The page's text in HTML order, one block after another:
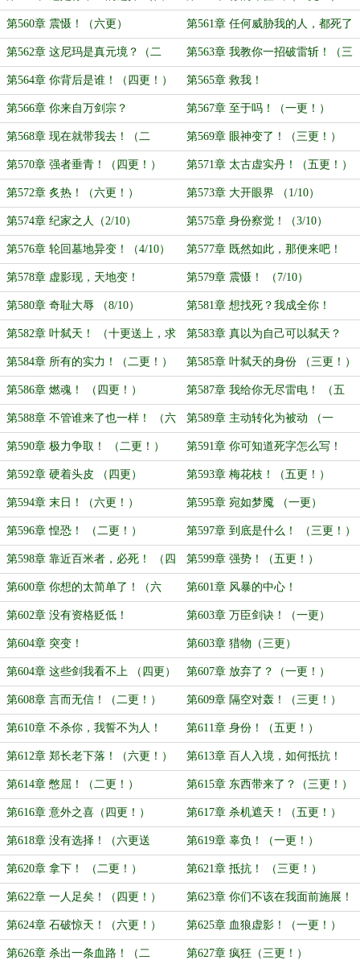
更！）
第560章 震慑！（六更） 第561章 任何威胁我的人，都死了
（一更！）
第562章 这尼玛是真元境？（二
更！）
第563章 我教你一招破雷斩！（三
更！）
第564章 你背后是谁！（四更！） 第565章 救我！
第566章 你来自万剑宗？ 第567章 至于吗！（一更！）
第568章 现在就带我去！（二
更！）
第569章 眼神变了！（三更！）
第570章 强者垂青！（四更！） 第571章 太古虚实丹！（五更！）
第572章 炙热！（六更！） 第573章 大开眼界 （1/10）
第574章 纪家之人（2/10） 第575章 身份察觉！（3/10）
第576章 轮回墓地异变！（4/10） 第577章 既然如此，那便来吧！
（5/10）
第578章 虚影现，天地变！
（6/10）
第579章 震慑！ （7/10）
第580章 奇耻大辱 （8/10） 第581章 想找死？我成全你！
（9/10）
第582章 叶弑天！ （十更送上，求
推荐票！）
第583章 真以为自己可以弑天？
（一更）
第584章 所有的实力！（二更！） 第585章 叶弑天的身份 （三更！）
第586章 燃魂！ （四更！） 第587章 我给你无尽雷电！ （五
更！）
第588章 不管谁来了也一样！ （六
更！）
第589章 主动转化为被动 （一
更！）
第590章 极力争取！ （二更！） 第591章 你可知道死字怎么写！
（三更！）
第592章 硬着头皮 （四更） 第593章 梅花枝！（五更！）
第594章 末日！（六更！） 第595章 宛如梦魇 （一更）
第596章 惶恐！ （二更！） 第597章 到底是什么！ （三更！）
第598章 靠近百米者，必死！ （四
更！）
第599章 强势！（五更！）
第600章 你想的太简单了！（六
更！）
第601章 风暴的中心！
第602章 没有资格贬低！ 第603章 万臣剑诀！（一更）
第604章 突变！ 第603章 猎物（三更）
第604章 这些剑我看不上 （四更） 第607章 放弃了？（一更！）
第608章 言而无信！（二更！） 第609章 隔空对轰！（三更！）
第610章 不杀你，我誓不为人！
（四更！）
第611章 身份！（五更！）
第612章 郑长老下落！（六更！） 第613章 百人入境，如何抵抗！
（一更！）
第614章 憋屈！（二更！） 第615章 东西带来了？（三更！）
第616章 意外之喜（四更！） 第617章 杀机遮天！（五更！）
第618章 没有选择！（六更送
上！）
第619章 辜负！（一更！）
第620章 拿下！ （二更！） 第621章 抵抗！ （三更！）
第622章 一人足矣！（四更！） 第623章 你们不该在我面前施展！
（五更！）
第624章 石破惊天！（六更！） 第625章 血狼虚影！（一更！）
第626章 杀出一条血路！（二 第627章 疯狂（三更！）